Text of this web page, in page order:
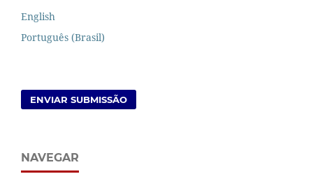
English
Português (Brasil)
ENVIAR SUBMISSÃO
NAVEGAR